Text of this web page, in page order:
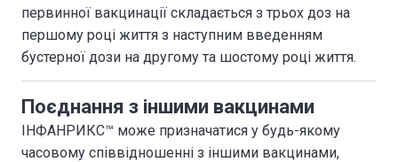
первинної вакцинації складається з трьох доз на
першому році життя з наступним введенням
бустерної дози на другому та шостому році життя.
Поєднання з іншими вакцинами
ІНФАНРИКС™ може призначатися у будь-якому
часовому співвідношенні з іншими вакцинами,